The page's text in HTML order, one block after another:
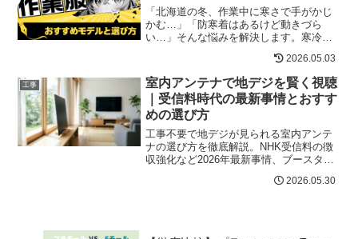
「北海道の冬、作業中に寒さで手がかじ
かむ…」「防寒着はあるけど動きづら
い…」そんな悩みを解決します。寒冷地
対応の作業服は「防寒性能・防水性・動
きやすさ・サイズ展開」が圧倒的に違い
ます。特に北海道の冬に耐えるには、素
材と設計の工夫が必須です。...
2026.05.03
工事
室内アンテナで地デジを賢く視聴
｜受信料時代の最新事情とおすす
めの選び方
工事不要で地デジが見られる室内アンテ
ナの選び方を徹底解説。NHK受信料の徴
収強化など2026年最新事情、ブースター
コミまでわかりやすく紹介。 2026.05.30